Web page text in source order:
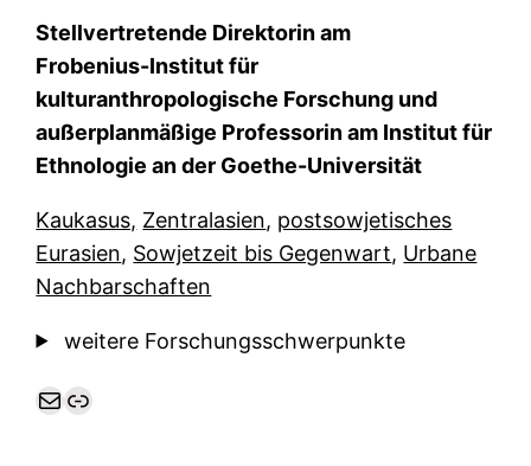
Stellvertretende Direktorin am
Frobenius-Institut für
kulturanthropologische Forschung und
außerplanmäßige Professorin am Institut für
Ethnologie an der Goethe-Universität
Kaukasus, Zentralasien, postsowjetisches
Eurasien, Sowjetzeit bis Gegenwart, Urbane
Nachbarschaften
weitere Forschungsschwerpunkte
E-Mail Link